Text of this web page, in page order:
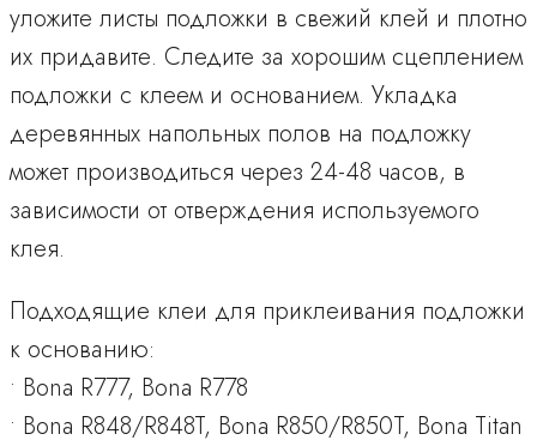
уложите листы подложки в свежий клей и плотно
их придавите. Следите за хорошим сцеплением
подложки с клеем и основанием. Укладка
деревянных напольных полов на подложку
может производиться через 24-48 часов, в
зависимости от отверждения используемого
клея.
Подходящие клеи для приклеивания подложки
к основанию:
• Bona R777, Bona R778
• Bona R848/R848T, Bona R850/R850T, Bona Titan